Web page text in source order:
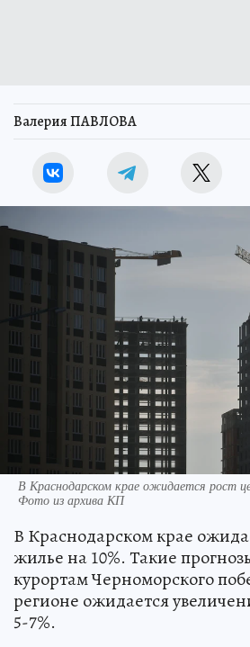
Валерия ПАВЛОВА
В Краснодарском крае ожидается рост
Фото из архива КП
В Краснодарском крае
жилье на 10%. Такие
курортам Черноморского
регионе ожидается
5-7%.